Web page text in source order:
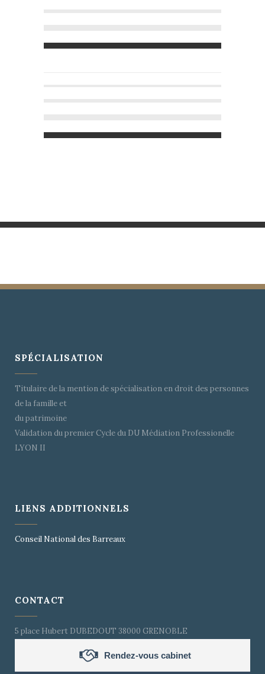
SPÉCIALISATION
Titulaire de la mention de spécialisation en droit des personnes
de la famille et
du patrimoine
Validation du premier Cycle du DU Médiation Professionelle
LYON II
LIENS ADDITIONNELS
Conseil National des Barreaux
CONTACT
5 place Hubert DUBEDOUT 38000 GRENOBLE
Rendez-vous cabinet